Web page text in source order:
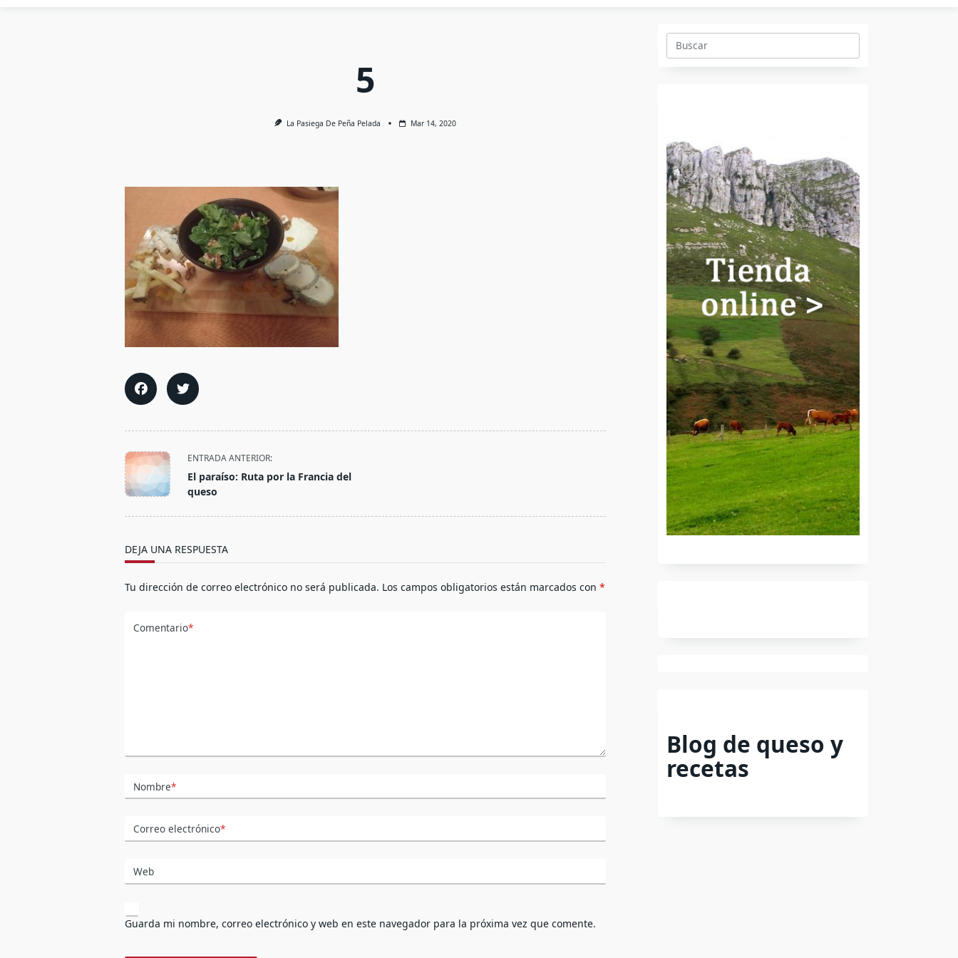
5
La Pasiega De Peña Pelada Mar 14, 2020
<span
class="nav-
subtitle
ENTRADA ANTERIOR:
El paraíso: Ruta por la Francia del
queso
DEJA UNA RESPUESTA
Tu dirección de correo electrónico no será publicada. Los campos obligatorios están marcados con*
Comentario*
Nombre*
Correo electrónico*
Web
Guarda mi nombre, correo electrónico y web en este navegador para la próxima vez que comente.
Buscar:
Blog de queso y
recetas